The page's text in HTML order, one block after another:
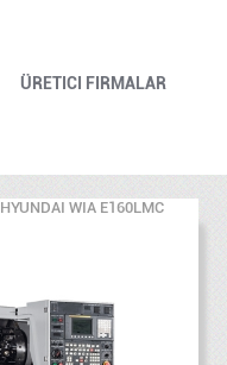
ÜRETICI FIRMALAR
HYUNDAI WIA E160LMC